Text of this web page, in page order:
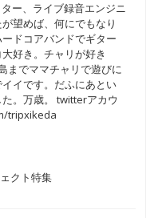
ー、ライブ録音エンジニ
望めば、何にでもなり
ドコアバンドでギター
好き。チャリが好き
までママチャリで遊びに
イです。だふにあとい
。万歳。 twitterアカウ
tripxikeda
クト特集